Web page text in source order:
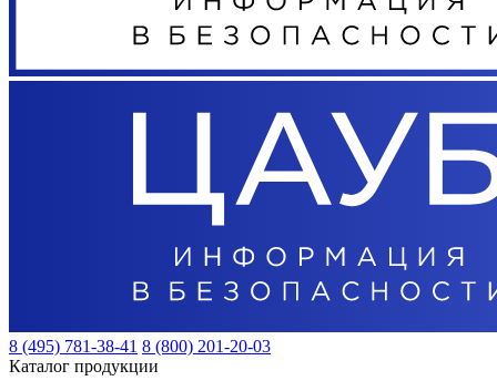
8 (495) 781-38-41 8 (800) 201-20-03
Каталог продукции